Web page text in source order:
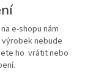
e-shopu nám
výrobek nebude
ho vrátit nebo